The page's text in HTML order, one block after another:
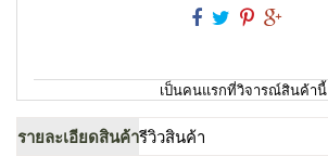
เป็นคนแรกที่วิจารณ์สินค้านี้
รายละเอียดสินค้ารีวิวสินค้า